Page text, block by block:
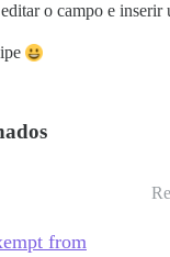
o campo e inserir
from